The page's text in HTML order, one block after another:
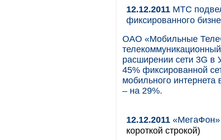
12.12.2011 МТС
фиксированного
ОАО «Мобильные
расширении сети 3G в
45% фиксированной
мобильного
– на 29%.
12.12.2011
короткой строкой)